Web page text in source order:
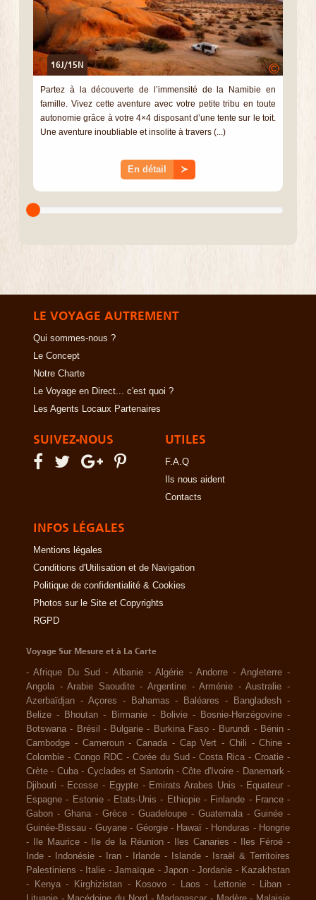
16J/15N ©
Partez à la découverte de l’immensité de la Namibie en
famille. Vivez cette aventure avec votre petite tribu en toute
autonomie grâce à votre 4×4 disposant d’une tente sur le toit.
Une aventure inoubliable et insolite à travers (...)
En détail ≻
LE VOYAGE AUTREMENT
Qui sommes-nous ?
Le Concept
Notre Charte
Le Voyage en Direct... c'est quoi ?
Les Agents Locaux Partenaires
SUIVEZ-NOUS UTILES
F.A.Q
Ils nous aident
Contacts
INFOS LÉGALES
Mentions légales
Conditions d'Utilisation et de Navigation
Politique de confidentialité & Cookies
Photos sur le Site et Copyrights
RGPD
Voyage Sur Mesure et à La Carte
-Afrique Du Sud - Albanie -Algérie -Andorre - Angleterre -
Angola -Arabie Saoudite -Argentine -Arménie -Australie -
Azerbaïdjan - Açores - Bahamas - Baléares - Bangladesh -
Belize - Bhoutan - Birmanie - Bolivie - Bosnie-Herzégovine -
Botswana - Brésil - Bulgarie - Burkina Faso - Burundi - Bénin -
Cambodge - Cameroun - Canada - Cap Vert - Chili -Chine -
Colombie - Congo RDC - Corée du Sud -Costa Rica -Croatie -
Crète - Cuba - Cyclades et Santorin -Côte d'Ivoire - Danemark -
Djibouti - Ecosse - Egypte - Emirats Arabes Unis - Equateur -
Espagne - Estonie - Etats-Unis - Ethiopie - Finlande - France -
Gabon - Ghana - Grèce - Guadeloupe - Guatemala - Guinée -
Guinée-Bissau - Guyane - Géorgie - Hawaï - Honduras - Hongrie
-
Ile Maurice - Ile de la Réunion - Iles Canaries - Iles Féroé -
Inde - Indonésie - Iran - Irlande - Islande -
Israël & Territoires
Palestiniens - Italie - Jamaïque - Japon - Jordanie - Kazakhstan
-
Kenya - Kirghizistan - Kosovo - Laos - Lettonie - Liban -